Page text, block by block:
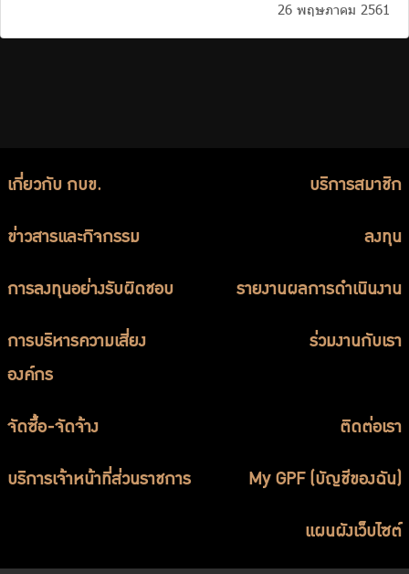
26 พฤษภาคม 2561
เกี่ยวกับ กบข. บริการสมาชิก
ข่าวสารและกิจกรรม ลงทุน
การลงทุนอย่างรับผิดชอบ รายงานผลการดำเนินงาน
การบริหารความเสี่ยง
องค์กร
ร่วมงานกับเรา
จัดซื้อ-จัดจ้าง ติดต่อเรา
บริการเจ้าหน้าที่ส่วนราชการ My GPF (บัญชีของฉัน)
แผนผังเว็บไซต์